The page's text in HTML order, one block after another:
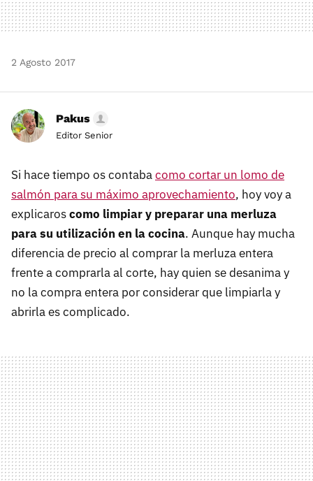
2 Agosto 2017
Pakus
Editor Senior
Si hace tiempo os contabacomo cortar un lomo de
salmón para su máximo aprovechamiento, hoy voy a
explicaroscomo limpiar y preparar una merluza
para su utilización en la cocina. Aunque hay mucha
diferencia de precio al comprar la merluza entera
frente a comprarla al corte, hay quien se desanima y
no la compra entera por considerar que limpiarla y
abrirla es complicado.